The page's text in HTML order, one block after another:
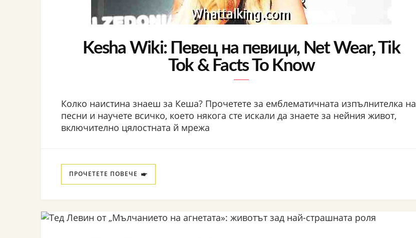
Kesha Wiki: Певец на певици, Net Wear, Tik
Tok & Facts To Know
Колко наистина знаеш за Кеша? Прочетете за емблематичната изпълнителка на
песни и научете всичко, което някога сте искали да знаете за нейния живот,
включително цялостната й мрежа
ПРОЧЕТЕТЕ ПОВЕЧЕ